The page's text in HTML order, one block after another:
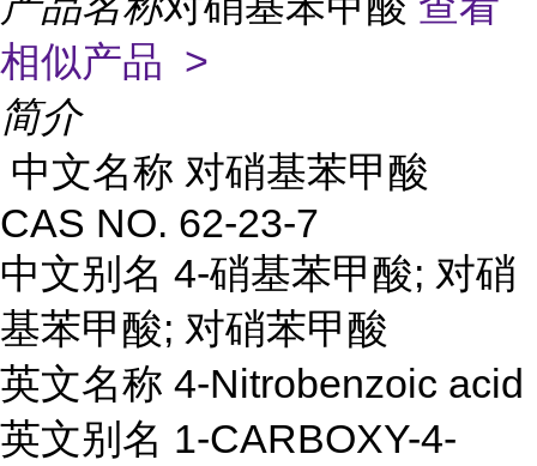
相似产品 >
简介
中文名称 对硝基苯甲酸
CAS NO. 62-23-7
中文别名 4-硝基苯甲酸; 对硝
基苯甲酸; 对硝苯甲酸
英文名称 4-Nitrobenzoic acid
英文别名 1-CARBOXY-4-